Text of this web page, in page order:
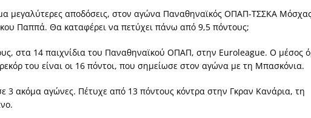
και η γεωπολιτική ισχύς για την Ελλάδα ΑΠΟΨΕΙΣ
μεγαλύτερες αποδόσεις, στον αγώνα Παναθηναϊκός ΟΠΑΠ-ΤΣΣΚΑ
Παππά. Θα καταφέρει να πετύχει πάνω από 9,5 πόντους;
στα 14 παιχνίδια του Παναθηναϊκού ΟΠΑΠ, στην Euroleague. Ο μέσος
του είναι οι 16 πόντοι, που σημείωσε στον αγώνα με τη Μπασκόνια.
3 ακόμα αγώνες. Πέτυχε από 13 πόντους κόντρα στην Γκραν Κανάρια, τη